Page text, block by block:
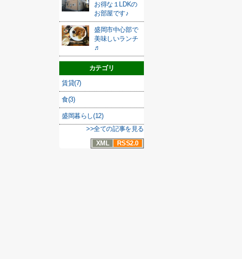
お得な１LDKの
お部屋です♪
盛岡市中心部で
美味しいランチ
♬
カテゴリ
賃貸(7)
食(3)
盛岡暮らし(12)
>>全ての記事を見る
XML
RSS2.0